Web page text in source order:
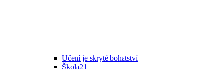
Učení je skryté bohatství
Škola21